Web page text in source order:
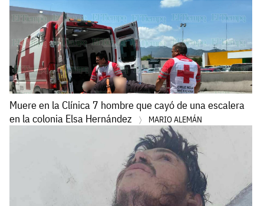
Muere en la Clínica 7 hombre que cayó de una escalera
en la colonia Elsa Hernández
MARIO ALEMÁN